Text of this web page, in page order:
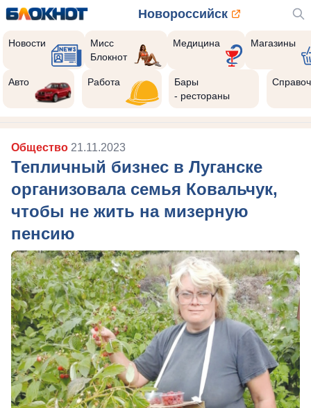
Новороссийск
Новости
Мисс
Блокнот
Медицина Магазины
Авто Работа
Бары
- рестораны
Общество 21.11.2023
Тепличный бизнес в Луганске
организовала семья Ковальчук,
чтобы не жить на мизерную
пенсию